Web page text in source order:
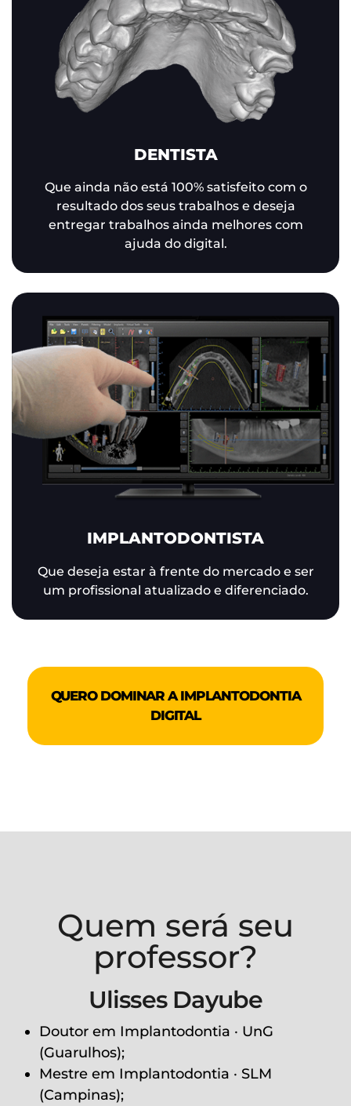
DENTISTA
Que ainda não está 100% satisfeito com o
resultado dos seus trabalhos e deseja
entregar trabalhos ainda melhores com
ajuda do digital.
IMPLANTODONTISTA
Que deseja estar à frente do mercado e ser
um profissional atualizado e diferenciado.
QUERO DOMINAR A IMPLANTODONTIA
DIGITAL
Quem será seu
professor?
Ulisses Dayube
Doutor em Implantodontia · UnG
(Guarulhos);
Mestre em Implantodontia · SLM
(Campinas);